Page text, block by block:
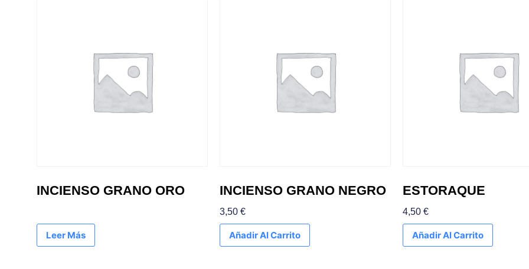
INCIENSO GRANO ORO
Leer Más
INCIENSO GRANO NEGRO
3,50 €
Añadir Al Carrito
ESTORAQUE
4,50 €
Añadir Al Carrito